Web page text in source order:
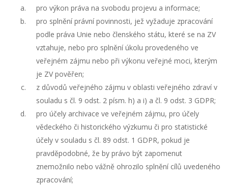
pro výkon práva na svobodu projevu a informace;
pro splnění právní povinnosti, jež vyžaduje zpracování
podle práva Unie nebo členského státu, které se na ZV
vztahuje, nebo pro splnění úkolu provedeného ve
veřejném zájmu nebo při výkonu veřejné moci, kterým
je ZV pověřen;
z důvodů veřejného zájmu v oblasti veřejného zdraví v
souladu s čl. 9 odst. 2 písm. h) a i) a čl. 9 odst. 3 GDPR;
pro účely archivace ve veřejném zájmu, pro účely
vědeckého či historického výzkumu či pro statistické
účely v souladu s čl. 89 odst. 1 GDPR, pokud je
pravděpodobné, že by právo být zapomenut
znemožnilo nebo vážně ohrozilo splnění cílů uvedeného
zpracování;